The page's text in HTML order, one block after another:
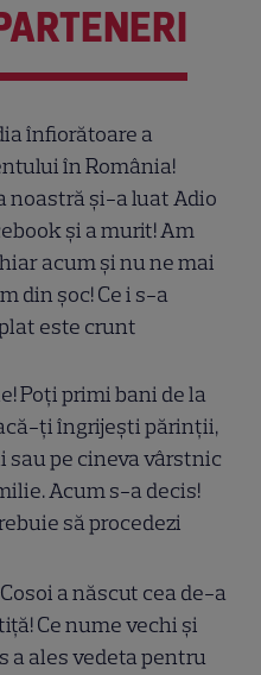
înfiorătoare a
în România!
noastră și-a luat Adio
și a murit! Am
acum și nu ne mai
din șoc! Ce i s-a
este crunt
Poți primi bani de la
ți îngrijești părinții,
sau pe cineva vârstnic
Acum s-a decis!
să procedezi
a născut cea de-a
Ce nume vechi și
a ales vedeta pentru